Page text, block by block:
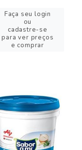
Faça seu login
ou
cadastre-se
para ver preços
e comprar